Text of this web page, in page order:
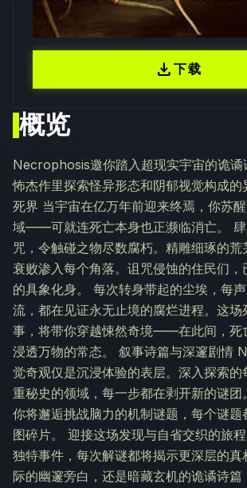
概览
Necrophosis邀你踏入超现实宇宙的诡谲
怖杰作里探索怪异形态和阴郁视觉构成
死界 当宇宙在亿万年前迎来终焉，你苏
域——可就连死亡本身也正濒临消亡。 肆
咒，令触碰之物尽数腐朽。精雕细琢的
衰败渗入每个角落。诅咒侵蚀的住民们
的具象化身。 每次转身带起的尘埃，每
流，都在见证永无止境的腐烂进程。这场
事，将带你穿越悚然奇境——在此间，死
浸透万物的常态。 叙事诗篇与深邃剧情
觉奇观仅是沉浸体验的表层。深入探索
重秘史的领域，每一步都在剥开新的谜团
你将邂逅挑战脑力的机制谜题，每个谜
图碎片。 迎接这场发现与自省交织的旅
独特事件，每次解谜都将揭示更深层的
际的幽邃旁白，还是暗藏玄机的诡谲诗篇
download下载